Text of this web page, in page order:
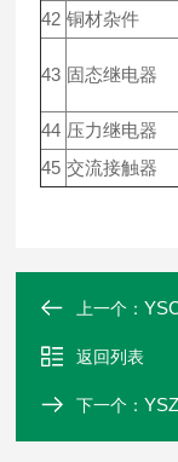
42 铜材杂件
43 固态继电器
44 压力继电器
45 交流接触器
上一个：
返回列表
下一个：